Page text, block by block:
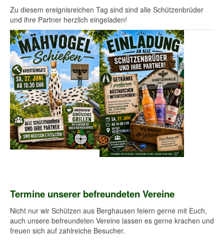
Zu diesem ereignisreichen Tag sind sind alle Schützenbrüder
und ihre Partner herzlich eingeladen!
Termine unserer befreundeten Vereine
Nicht nur wir Schützen aus Berghausen feiern gerne mit Euch,
auch unsere befreundeten Vereine lassen es gerne krachen und
freuen sich auf zahlreiche Besucher.